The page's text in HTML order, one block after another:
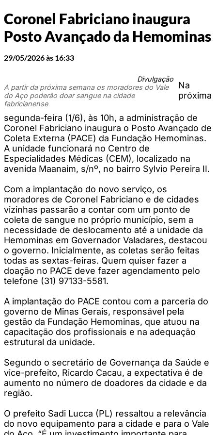
Coronel Fabriciano inaugura
Posto Avançado da Hemominas
29/05/2026 às 16:33
Divulgação
A partir da próxima semana os moradores do Vale
do Aço poderão doar sangue na cidade
fabricianense
Na
próxima
segunda-feira (1/6), às 10h, a administração de
Coronel Fabriciano inaugura o Posto Avançado de
Coleta Externa (PACE) da Fundação Hemominas.
A unidade funcionará no Centro de
Especialidades Médicas (CEM), localizado na
avenida Maanaim, s/nº, no bairro Sylvio Pereira II.
Com a implantação do novo serviço, os
moradores de Coronel Fabriciano e de cidades
vizinhas passarão a contar com um ponto de
coleta de sangue no próprio município, sem a
necessidade de deslocamento até a unidade da
Hemominas em Governador Valadares, destacou
o governo. Inicialmente, as coletas serão feitas
todas as sextas-feiras. Quem quiser fazer a
doação no PACE deve fazer agendamento pelo
telefone (31) 97133-5581.
A implantação do PACE contou com a parceria do
governo de Minas Gerais, responsável pela
gestão da Fundação Hemominas, que atuou na
capacitação dos profissionais e na adequação
estrutural da unidade.
Segundo o secretário de Governança da Saúde e
vice-prefeito, Ricardo Cacau, a expectativa é de
aumento no número de doadores da cidade e da
região.
O prefeito Sadi Lucca (PL) ressaltou a relevância
do novo equipamento para a cidade e para o Vale